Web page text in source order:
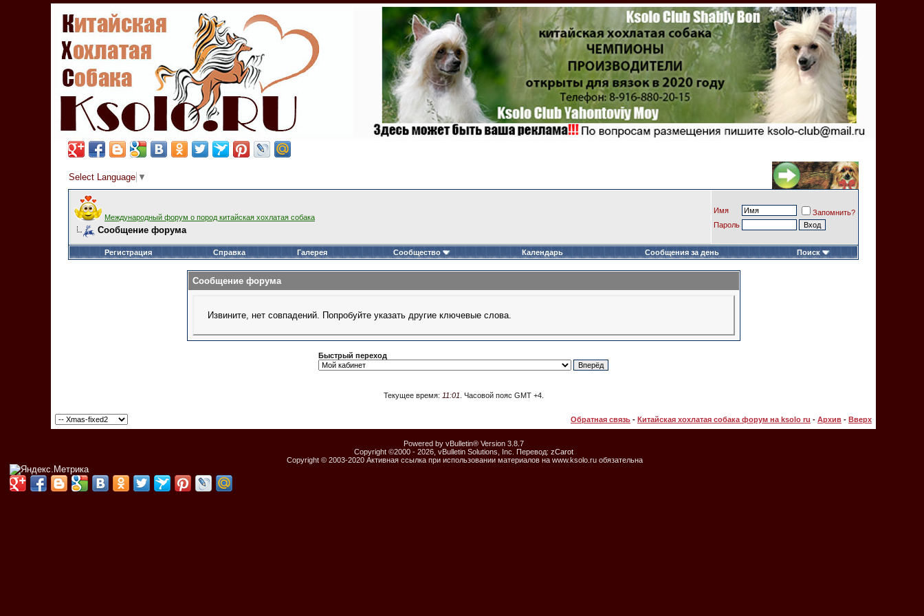
Select Language ▼
Международный форум о пород китайская хохлатая собака
Сообщение форума
Имя
Запомнить?
Пароль
Регистрация Справка Галерея Сообщество Календарь Сообщения за день Поиск
Сообщение форума
Извините, нет совпадений. Попробуйте указать другие ключевые слова.
Быстрый переход
Текущее время: 11:01 . Часовой пояс GMT +4.
Обратная связь - Китайская хохлатая собака форум на ksolo ru - Архив - Вверх
Powered by vBulletin® Version 3.8.7
Copyright ©2000 - 2026, vBulletin Solutions, Inc. Перевод: zCarot
Copyright © 2003-2020 Активная ссылка при использовании материалов на www.ksolo.ru обязательна